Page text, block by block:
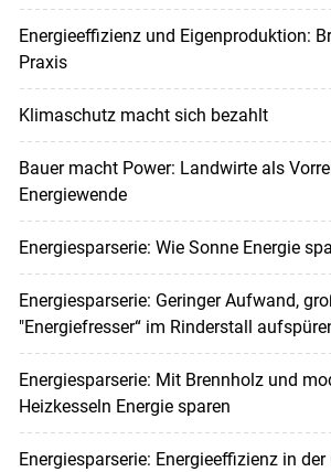
Energieeffizienz und Eigenproduktion:
Praxis
Klimaschutz macht sich bezahlt
Bauer macht Power: Landwirte als
Energiewende
Energiesparserie: Wie Sonne Energie
Energiesparserie: Geringer Aufwand,
"Energiefresser“ im Rinderstall
Energiesparserie: Mit Brennholz und
Heizkesseln Energie sparen
Energiesparserie: Energieeffizienz in der